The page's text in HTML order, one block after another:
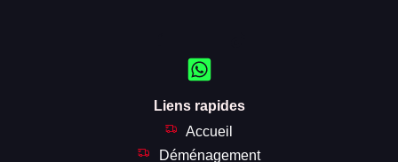
Liens rapides
Accueil
Déménagement